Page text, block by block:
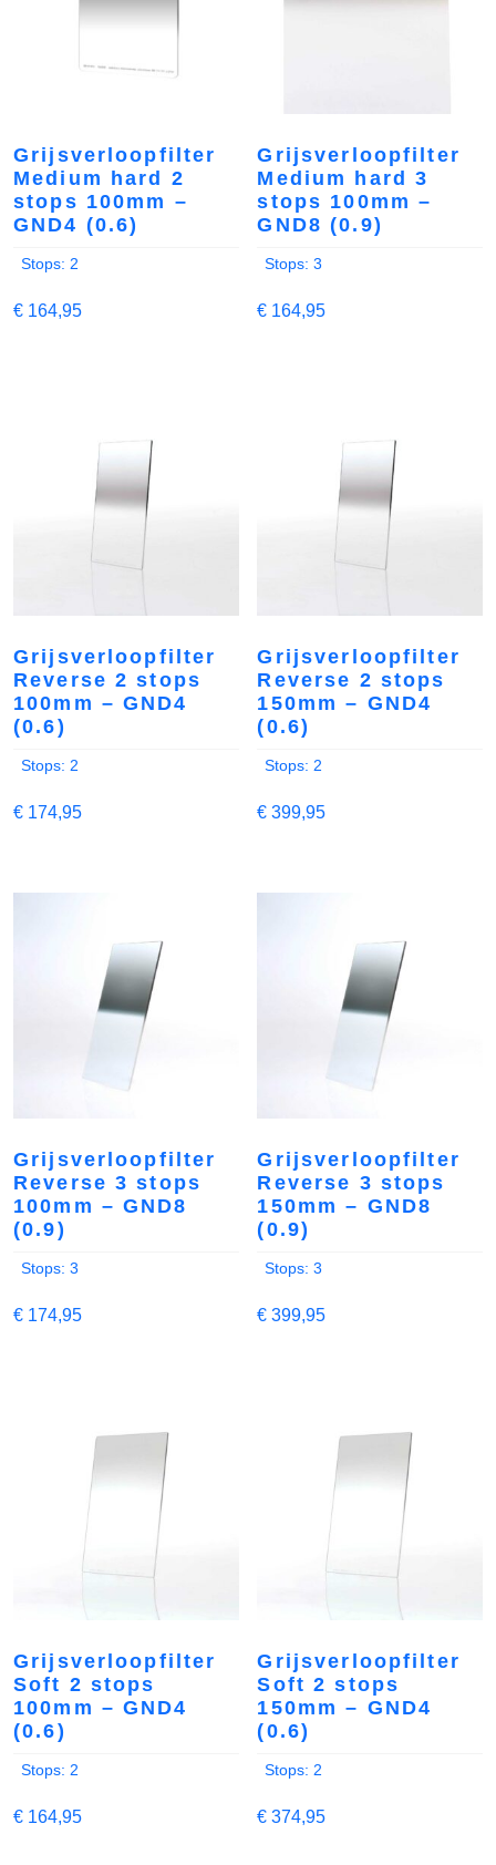
Grijsverloopfilter
Medium hard 2
stops 100mm –
GND4 (0.6)
Stops: 2
€ 164,95
Grijsverloopfilter
Medium hard 3
stops 100mm –
GND8 (0.9)
Stops: 3
€ 164,95
Grijsverloopfilter
Reverse 2 stops
100mm – GND4
(0.6)
Stops: 2
€ 174,95
Grijsverloopfilter
Reverse 2 stops
150mm – GND4
(0.6)
Stops: 2
€ 399,95
Grijsverloopfilter
Reverse 3 stops
100mm – GND8
(0.9)
Stops: 3
€ 174,95
Grijsverloopfilter
Reverse 3 stops
150mm – GND8
(0.9)
Stops: 3
€ 399,95
Grijsverloopfilter
Soft 2 stops
100mm – GND4
(0.6)
Stops: 2
€ 164,95
Grijsverloopfilter
Soft 2 stops
150mm – GND4
(0.6)
Stops: 2
€ 374,95